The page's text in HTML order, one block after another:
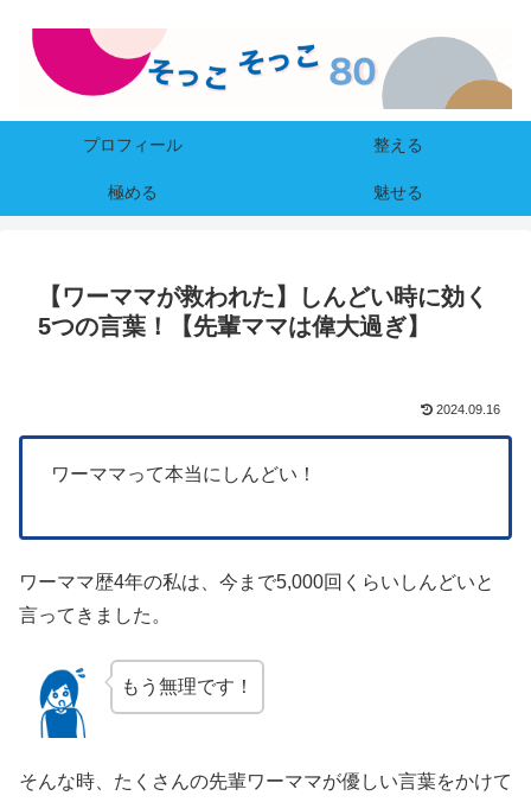
プロフィール 整える
極める 魅せる
【ワーママが救われた】しんどい時に効く
5つの言葉！【先輩ママは偉大過ぎ】
2024.09.16
ワーママって本当にしんどい！
ワーママ歴4年の私は、今まで5,000回くらいしんどいと
言ってきました。
もう無理です！
そんな時、たくさんの先輩ワーママが優しい言葉をかけて